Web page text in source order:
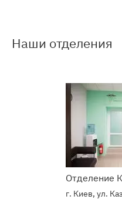
Наши отделения
Отделение
г. Киев, ул.